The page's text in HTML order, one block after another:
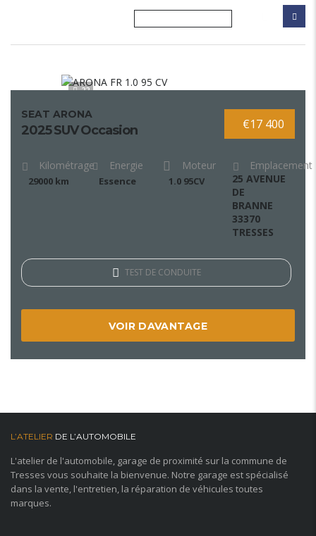
22
€17 400
SEAT ARONA
2025 SUV Occasion
Kilométrage
29000 km
Energie
Essence
Moteur
1.0 95CV
Emplacement
25 AVENUE
DE
BRANNE
33370
TRESSES
TEST DE CONDUITE
VOIR DAVANTAGE
L’ATELIER DE L’AUTOMOBILE
L'atelier de l'automobile, garage de proximité sur la commune de
Tresses vous souhaite la bienvenue. Notre garage est spécialisé
dans la vente, l'entretien, la réparation de véhicules toutes
marques.